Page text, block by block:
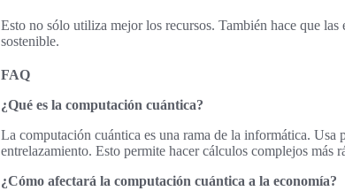
Esto no sólo utiliza mejor los recursos. También hace que
sostenible.
FAQ
¿Qué es la computación cuántica?
La computación cuántica es una rama de la informática.
entrelazamiento. Esto permite hacer cálculos complejos más
¿Cómo afectará la computación cuántica a la economía?